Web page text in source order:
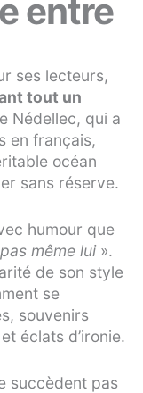
entre
ses lecteurs,
tout un
Nédellec, qui a
en français,
océan
sans réserve.
humour que
pas même lui».
de son style
se
souvenirs
éclats d’ironie.
succèdent pas